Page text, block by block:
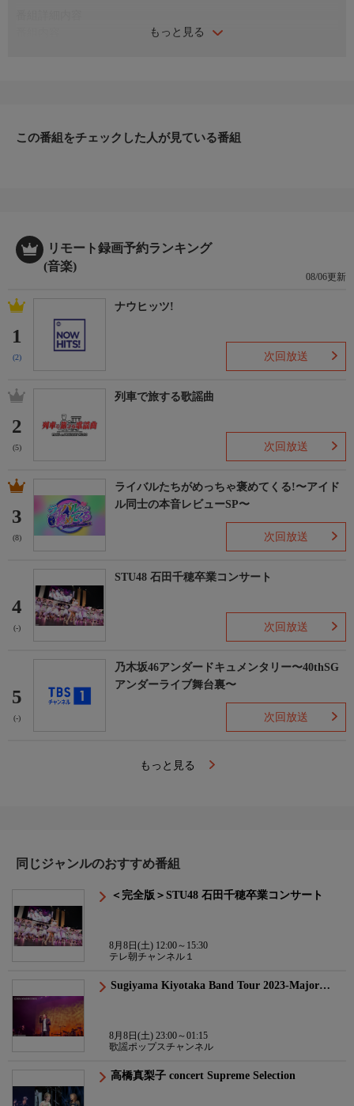
もっと見る
半次郎【会場】東京・文京シビックホール/2003年2月8日放送分
この番組をチェックした人が見ている番組
リモート録画予約ランキング
(音楽)
08/06更新
1
(2)
ナウヒッツ!
次回放送
2
(5)
列車で旅する歌謡曲
次回放送
3
(8)
ライバルたちがめっちゃ褒めてくる!〜アイド
ル同士の本音レビューSP〜
次回放送
4
(-)
STU48 石田千穂卒業コンサート
次回放送
5
(-)
乃木坂46アンダードキュメンタリー〜40thSG
アンダーライブ舞台裏〜
次回放送
もっと見る
同じジャンルのおすすめ番組
＜完全版＞STU48 石田千穂卒業コンサート
8月8日(土) 12:00～15:30
テレ朝チャンネル１
Sugiyama Kiyotaka Band Tour 2023-Major…
8月8日(土) 23:00～01:15
歌謡ポップスチャンネル
高橋真梨子 concert Supreme Selection